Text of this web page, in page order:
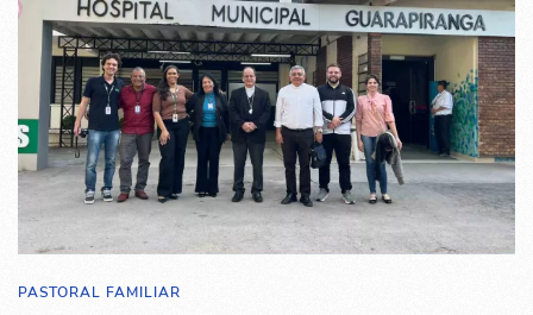
PASTORAL FAMILIAR